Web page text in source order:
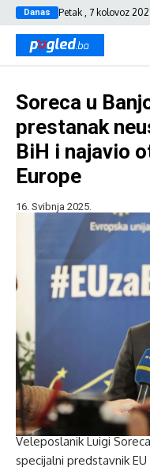
Danas Petak , 7 kolovoz
Soreca u
prestanak
BiH i najavio
Europe
16. Svibnja 2025.
Veleposlanik Luigi
specijalni predstavnik EU